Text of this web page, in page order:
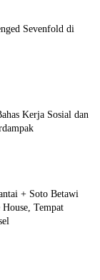
Sevenfold di
Kerja Sosial dan
+ Soto Betawi
Tempat